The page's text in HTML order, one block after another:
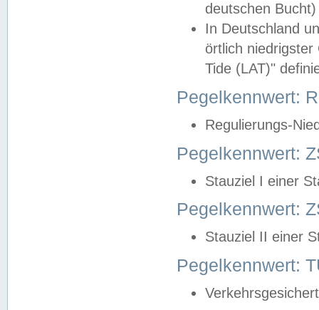
deutschen
In Deutschland
örtlich
Tide (LAT)"
Pegelkennwert:
Regulierungs-
Pegelkennwert:
Stauziel I einer
Pegelkennwert:
Stauziel II einer
Pegelkennwert: